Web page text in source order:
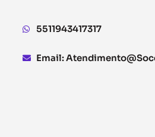
5511943417317
Email: